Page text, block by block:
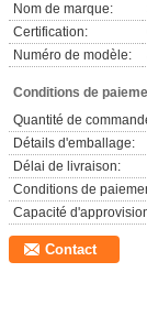
Nom de marque:
Certification:
Numéro de modèle:
Conditions de
Quantité de
Détails d'emballage:
Délai de livraison:
Conditions de
Capacité
Contact